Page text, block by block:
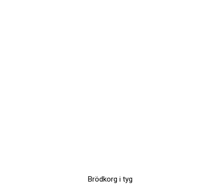
Brödkorg i tyg